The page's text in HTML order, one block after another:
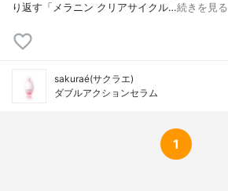
り返す「メラニン クリアサイクル…続きを見る
sakuraé(サクラエ)
ダブルアクションセラム
1